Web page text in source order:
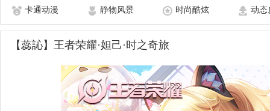
卡通动漫 静物风景 时尚酷炫 动态
【蕊訫】王者荣耀·妲己·时之奇旅